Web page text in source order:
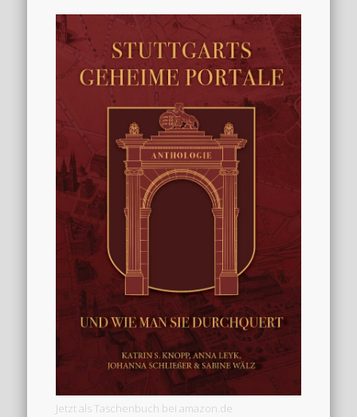
Jetzt als Taschenbuch bei amazon.de